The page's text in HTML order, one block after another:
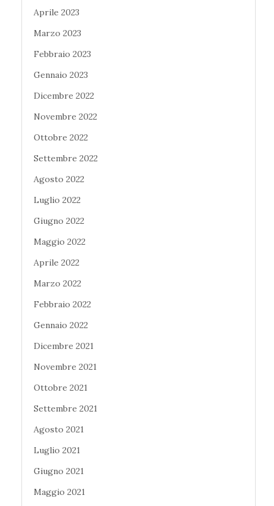
Aprile 2023
Marzo 2023
Febbraio 2023
Gennaio 2023
Dicembre 2022
Novembre 2022
Ottobre 2022
Settembre 2022
Agosto 2022
Luglio 2022
Giugno 2022
Maggio 2022
Aprile 2022
Marzo 2022
Febbraio 2022
Gennaio 2022
Dicembre 2021
Novembre 2021
Ottobre 2021
Settembre 2021
Agosto 2021
Luglio 2021
Giugno 2021
Maggio 2021